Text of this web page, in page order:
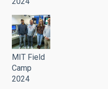
MIT Field
Camp
2024